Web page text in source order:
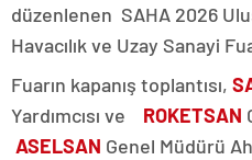
düzenlenen SAHA 2026
Havacılık ve Uzay Sanayi
Fuarın kapanış toplantısı,
Yardımcısı ve ROKETSAN
ASELSAN Genel Müdürü